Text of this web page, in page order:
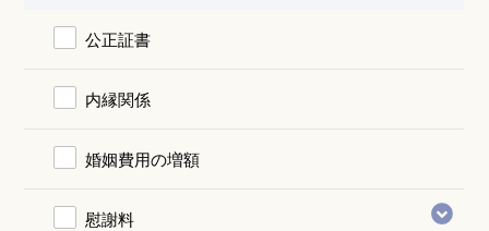
公正証書
内縁関係
婚姻費用の増額
慰謝料